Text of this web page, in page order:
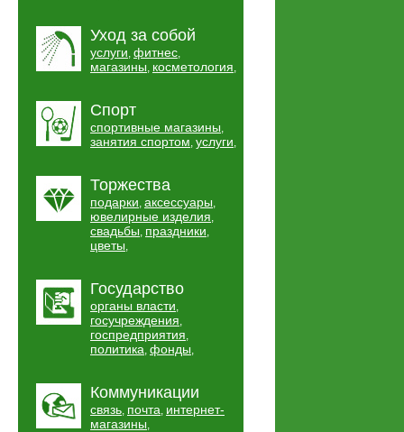
Уход за собой
услуги, фитнес,
магазины, косметология,
Спорт
спортивные магазины,
занятия спортом, услуги,
Торжества
подарки, аксессуары,
ювелирные изделия,
свадьбы, праздники,
цветы,
Государство
органы власти,
госучреждения,
госпредприятия,
политика, фонды,
Коммуникации
связь, почта, интернет-
магазины,